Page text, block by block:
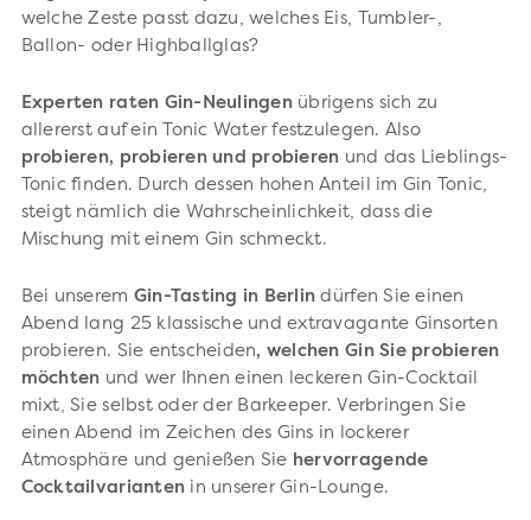
welche Zeste passt dazu, welches Eis, Tumbler-,
Ballon- oder Highballglas?
Experten raten Gin-Neulingenübrigens sich zu
allererst auf ein Tonic Water festzulegen. Also
probieren, probieren und probieren und das Lieblings-
Tonic finden. Durch dessen hohen Anteil im Gin Tonic,
steigt nämlich die Wahrscheinlichkeit, dass die
Mischung mit einem Gin schmeckt.
Bei unserem Gin-Tasting in Berlin dürfen Sie einen
Abend lang 25 klassische und extravagante Ginsorten
probieren. Sie entscheiden, welchen Gin Sie probieren
möchten und wer Ihnen einen leckeren Gin-Cocktail
mixt, Sie selbst oder der Barkeeper. Verbringen Sie
einen Abend im Zeichen des Gins in lockerer
Atmosphäre und genießen Sie hervorragende
Cocktailvarianten in unserer Gin-Lounge.